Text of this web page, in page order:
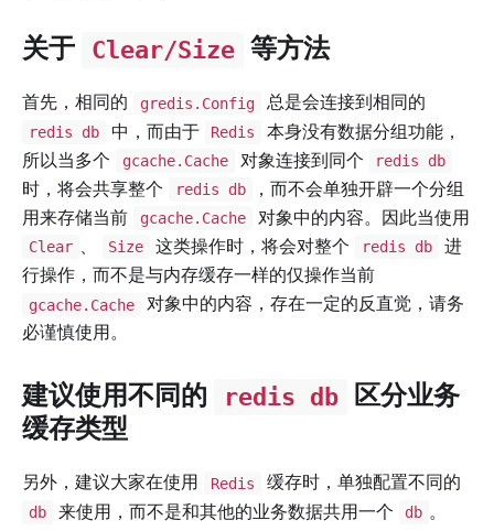
关于 Clear/Size 等方法
首先，相同的 gredis.Config 总是会连接到相同的
redis db 中，而由于 Redis
本身没有数据分组功能，
所以当多个
gcache.Cache 对象连接到同个 redis db
时，将会共享整个 redis db
，而不会单独开辟一个分组
用来存储当前
gcache.Cache 对象中的内容。因此当使用
Clear 、 Size 这类操作时，将会对整个 redis db
进
行操作，而不是与内存缓存一样的仅操作当前
gcache.Cache
对象中的内容，存在一定的反直觉，请务
必谨慎使用。
建议使用不同的 redis db
区分业务
缓存类型
另外，建议大家在使用 Redis 缓存时，单独配置不同的
db 来使用，而不是和其他的业务数据共用一个 db 。